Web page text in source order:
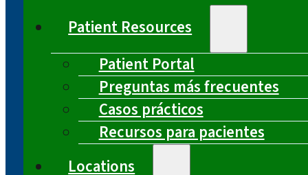
Patient Resources
Patient Portal
Preguntas más frecuentes
Casos prácticos
Recursos para pacientes
Locations